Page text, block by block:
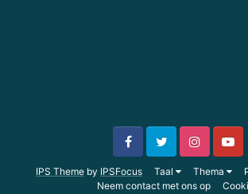
IPS Theme by IPSFocus Taal Thema
Neem contact met ons op